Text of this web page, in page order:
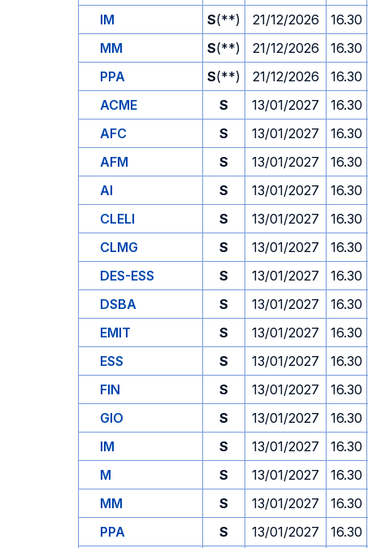
IM
S(**) 21/12/2026 16.30
MM
S(**) 21/12/2026 16.30
PPA
S(**) 21/12/2026 16.30
ACME
S 13/01/2027 16.30
AFC
S 13/01/2027 16.30
AFM
S 13/01/2027 16.30
AI
S 13/01/2027 16.30
CLELI
S 13/01/2027 16.30
CLMG
S 13/01/2027 16.30
DES-ESS
S 13/01/2027 16.30
DSBA
S 13/01/2027 16.30
EMIT
S 13/01/2027 16.30
ESS
S 13/01/2027 16.30
FIN
S 13/01/2027 16.30
GIO
S 13/01/2027 16.30
IM
S 13/01/2027 16.30
M
S 13/01/2027 16.30
MM
S 13/01/2027 16.30
PPA
S 13/01/2027 16.30